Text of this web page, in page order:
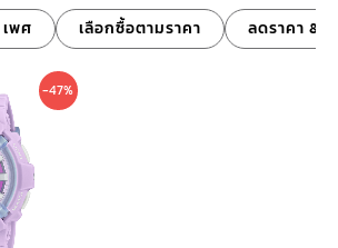
เพศ เลือกซื้อตามราคา ลดราคา &
-47%
฿.
Current
price